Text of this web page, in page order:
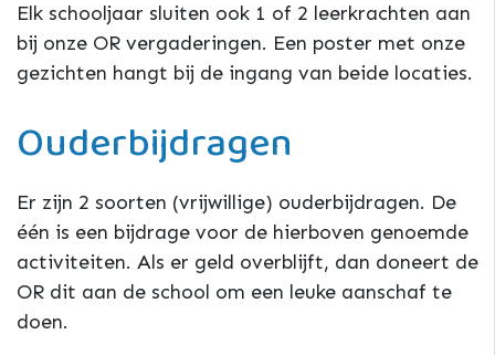
Elk schooljaar sluiten ook 1 of 2 leerkrachten aan
bij onze OR vergaderingen. Een poster met onze
gezichten hangt bij de ingang van beide locaties.
Ouderbijdragen
Er zijn 2 soorten (vrijwillige) ouderbijdragen. De
één is een bijdrage voor de hierboven genoemde
activiteiten. Als er geld overblijft, dan doneert de
OR dit aan de school om een leuke aanschaf te
doen.